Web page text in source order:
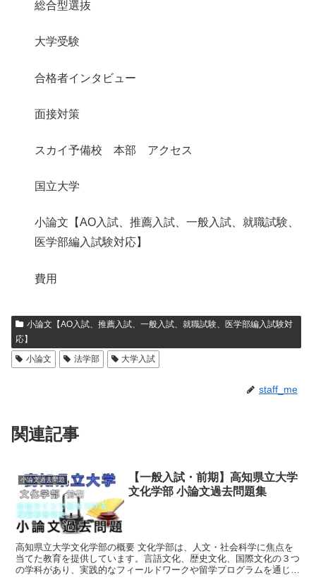
総合型選抜
大学受験
合格者インタビュー
面接対策
スカイ予備校 本部 アクセス
国立大学
小論文【AO入試、推薦入試、一般入試、就職試験、
医学部編入試験対応】
費用
小論文【AO入試、推薦入試、一般入試、就職試験、医学部編入試験対
応】
小論文
法学部 大学入試
staff_me
関連記事
小論文過去問題
【一般入試・前期】高知県立大学
文化学部 小論文過去問題集
高知県立大学文化学部の概要 文化学部は、人文・社会科学に焦点を
当てた教育を提供しています。言語文化、歴史文化、国際文化の３つ
の学科があり、実践的なフィールドワークや留学プログラムを通じて